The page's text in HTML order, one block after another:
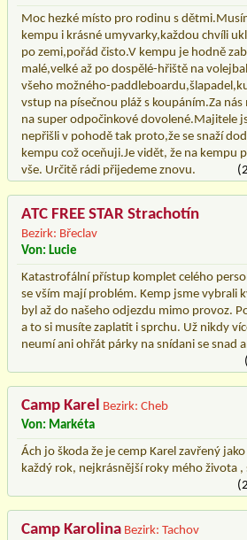
Moc hezké místo pro rodinu s
kempu i krásné umyvarky,každou chvíli
po zemi,pořád čisto.V kempu je hodně
malé,velké až po dospělé-hřiště na
všeho možného-
vstup na písečnou pláž s koupáním.Za
na super odpočinkové dovolené.Majitele
nepřišli v pohodě tak proto,že se snaží
kempu což oceňuji.Je vidět, že na kempu
vše. Určitě rádi přijedeme znovu.
ATC FREE STAR Strachotín
Bezirk: Břeclav
Von: Lucie
Katastrofální přístup komplet celého
se vším mají problém. Kemp jsme vybrali
byl až do našeho odjezdu mimo provoz.
a to si musíte zaplatit i sprchu. Už nikdy
neumí ani ohřát párky na snídani se snad
Camp Karel Bezirk: Cheb
Von: Markéta
Ách jo škoda že je cemp Karel zavřený
každý rok, nejkrásnější roky mého života
Camp Karolina Bezirk: Tachov